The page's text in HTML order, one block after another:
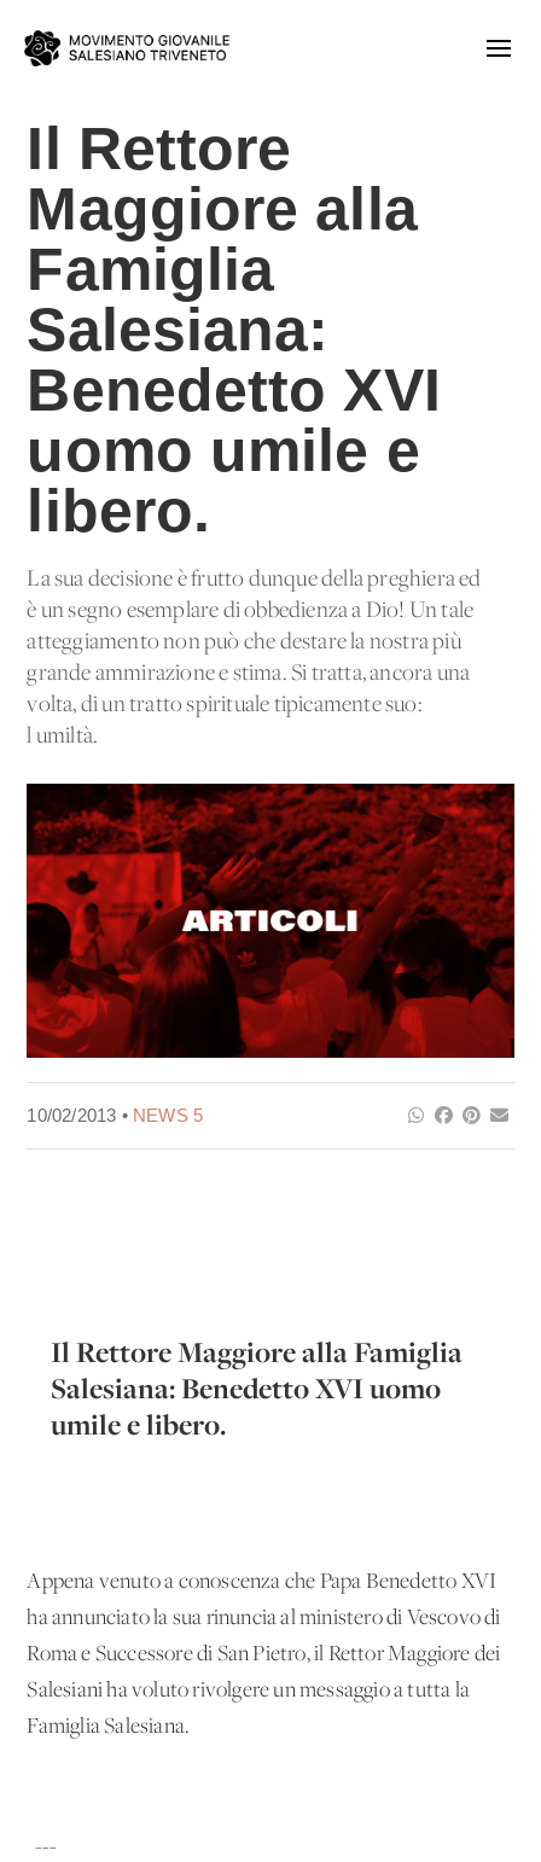
Il Rettore
Maggiore alla
Famiglia
Salesiana:
Benedetto XVI
uomo umile e
libero.
La sua decisione è frutto dunque della preghiera ed
è un segno esemplare di obbedienza a Dio! Un tale
atteggiamento non può che destare la nostra più
grande ammirazione e stima. Si tratta, ancora una
volta, di un tratto spirituale tipicamente suo:
l'umiltà.
10/02/2013 • NEWS 5
Il Rettore Maggiore alla Famiglia
Salesiana: Benedetto XVI uomo
umile e libero.
Appena venuto a conoscenza che Papa Benedetto XVI
ha annunciato la sua rinuncia al ministero di Vescovo di
Roma e Successore di San Pietro, il Rettor Maggiore dei
Salesiani ha voluto rivolgere un messaggio a tutta la
Famiglia Salesiana.
---